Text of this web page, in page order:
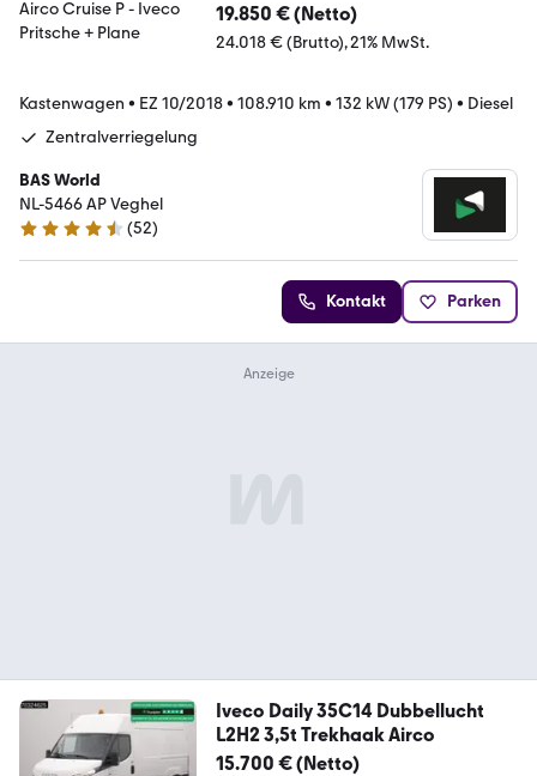
19.850 € (Netto)
24.018 € (Brutto) 21% MwSt.
Kastenwagen • EZ 10/2018• 108.910 km • 132 kW (179 PS) • Diesel
Zentralverriegelung
BAS World
NL-5466 AP Veghel
4.7 Sterne
(52)
Kontakt Parken
Iveco Daily 35C14 Dubbellucht
L2H2 3,5t Trekhaak Airco
15.700 € (Netto)